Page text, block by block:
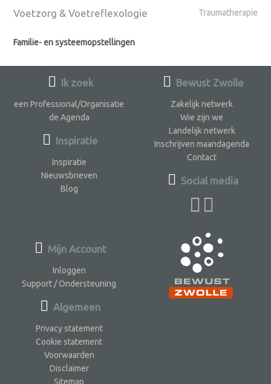
Voetzorg & Voetreflexologie Traumatherapie
Familie- en systeemopstellingen
Ik zoek
een Professional/Organisatie
de Agenda
Inspiratie
Inspiratie
Nieuwsbrieven
Blog
Bewust Zwolle
Zakelijk netwerk
Wie zijn we
Landelijk netwerk
Inschrijven maandagenda
Contact
Social media
Mijn Account
Inloggen
Support / Ondersteuning
Algemeen
Privacy statement
Cookie statement
Voorwaarden
Disclaimer
Sitemap